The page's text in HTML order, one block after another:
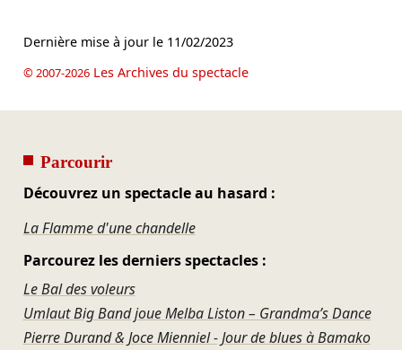
Dernière mise à jour le 11/02/2023
© 2007-2026Les Archives du spectacle
Parcourir
Découvrez un spectacle au hasard :
La Flamme d'une chandelle
Parcourez les derniers spectacles :
Le Bal des voleurs
Umlaut Big Band joue Melba Liston – Grandma’s Dance
Pierre Durand & Joce Mienniel - Jour de blues à Bamako